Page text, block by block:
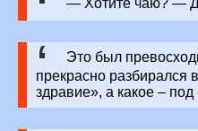
Это был
прекрасно разбирался
здравие», а какое –